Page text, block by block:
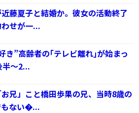
藤夏子と結婚か。彼女の活動終了
せが一...
き”高齢者の｢テレビ離れ｣が始まっ
～2...
お兄」こと橋田歩果の兄、当時8歳の
もない�...